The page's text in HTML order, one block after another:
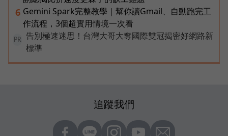
6 Gemini Spark完整教學｜幫你讀Gmail、自動跑完工
作流程，3個超實用情境一次看
PR
告別極速迷思！台灣大哥大奪國際雙冠揭密好網路新
標準
追蹤我們